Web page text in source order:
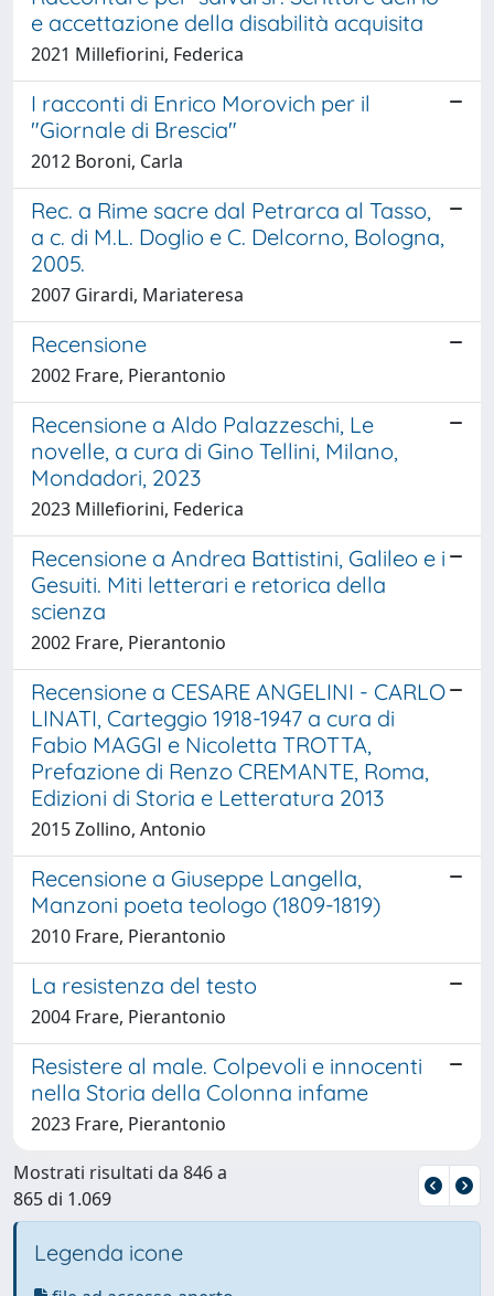
e accettazione della disabilità acquisita
2021 Millefiorini, Federica
I racconti di Enrico Morovich per il
"Giornale di Brescia"
2012 Boroni, Carla
Rec. a Rime sacre dal Petrarca al Tasso,
a c. di M.L. Doglio e C. Delcorno, Bologna,
2005.
2007 Girardi, Mariateresa
Recensione
2002 Frare, Pierantonio
Recensione a Aldo Palazzeschi, Le
novelle, a cura di Gino Tellini, Milano,
Mondadori, 2023
2023 Millefiorini, Federica
Recensione a Andrea Battistini, Galileo e i
Gesuiti. Miti letterari e retorica della
scienza
2002 Frare, Pierantonio
Recensione a CESARE ANGELINI - CARLO
LINATI, Carteggio 1918-1947 a cura di
Fabio MAGGI e Nicoletta TROTTA,
Prefazione di Renzo CREMANTE, Roma,
Edizioni di Storia e Letteratura 2013
2015 Zollino, Antonio
Recensione a Giuseppe Langella,
Manzoni poeta teologo (1809-1819)
2010 Frare, Pierantonio
La resistenza del testo
2004 Frare, Pierantonio
Resistere al male. Colpevoli e innocenti
nella Storia della Colonna infame
2023 Frare, Pierantonio
Mostrati risultati da 846 a
865 di 1.069
Legenda icone